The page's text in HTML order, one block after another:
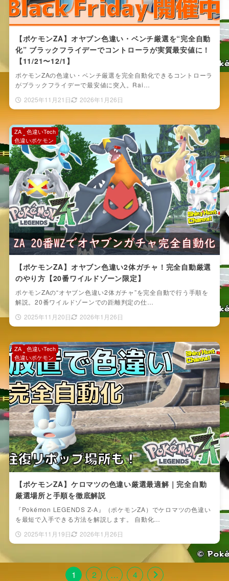
【ポケモンZA】オヤブン色違い・ベンチ厳選を“完全自動
化” ブラックフライデーでコントローラが実質最安値に！
【11/21〜12/1】
ポケモンZAの色違い・ベンチ厳選を完全自動化できるコントローラ
がブラックフライデーで最安値に突入。Rai…
2025年11月21日
2026年1月26日
【ポケモンZA】オヤブン色違い2体ガチャ！完全自動厳選
のやり方【20番ワイルドゾーン限定】
ポケモンZAの“オヤブン色違い2体ガチャ”を完全自動で行う手順を
解説。20番ワイルドゾーンでの距離判定の仕…
2025年11月20日
2026年1月26日
ZA
色違いTech
色違いポケモン
【ポケモンZA】ケロマツの色違い厳選最適解｜完全自動
厳選場所と手順を徹底解説
『Pokémon LEGENDS Z-A』（ポケモンZA）でケロマツの色違い
を最短で入手できる方法を解説します。 自動化…
2025年11月19日
2026年1月26日
ZA
色違いTech
色違いポケモン
1 2 … 4